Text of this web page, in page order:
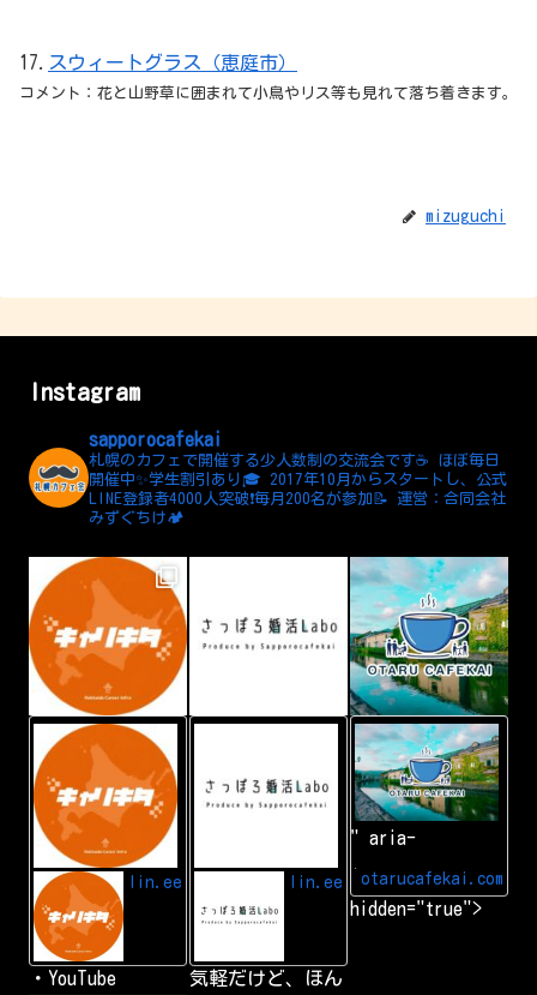
17. スウィートグラス（恵庭市）
コメント：花と山野草に囲まれて小鳥やリス等も見れて落ち着きます。
mizuguchi
Instagram
sapporocafekai
札幌のカフェで開催する少人数制の交流会です☕️ ほぼ毎日
開催中✨学生割引あり🎓 2017年10月からスタートし、公式
LINE登録者4000人突破❗️毎月200名が参加📝 運営：合同会社
みずぐちけ🏕️
lin.ee
・YouTube
A
d
d
L
I
N
E
r
i
e
lin.ee
気軽だけど、ほん
otarucafekai.com
" aria-
hidden="true">